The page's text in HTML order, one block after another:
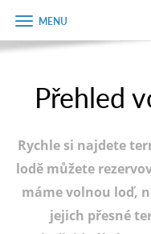
Úvodní strana
Plán plavby
Tipy na výlet
Fotogalerie
Zobrazit
menu
Přehled
Rychle si najdete
lodě můžete
máme volnou loď,
jejich přesné
Objednávka
dárkového
Jméno
Telefon
E-mail